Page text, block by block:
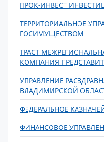
ПРОК-ИНВЕСТ
ТЕРРИТОРИАЛЬНОЕ
ГОСИМУЩЕСТВОМ
ТРАСТ
КОМПАНИЯ
УПРАВЛЕНИЕ
ВЛАДИМИРСКОЙ
ФЕДЕРАЛЬНОЕ
ФИНАНСОВОЕ